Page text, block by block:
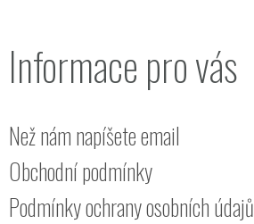
Informace pro vás
Než nám napíšete email
Obchodní podmínky
Podmínky ochrany osobních údajů